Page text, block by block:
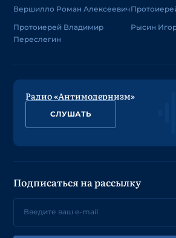
Вершилло Роман Алексеевич
Протоиерей Владимир
Переслегин
Рысин
Радио «Антимодернизм»
СЛУШАТЬ
Подписаться на рассылку